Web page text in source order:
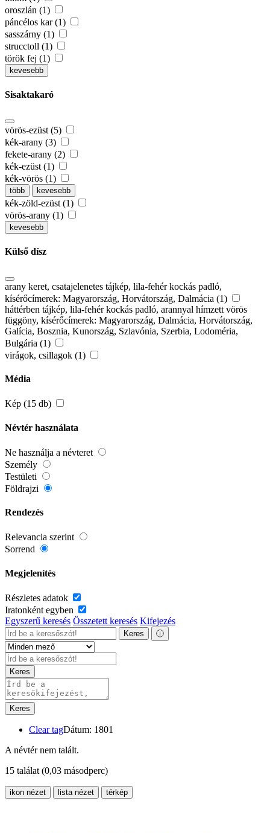
oroszlán (1)
páncélos kar (1)
sasszárny (1)
strucctoll (1)
török fej (1)
kevesebb
Sisaktakaró
vörös-ezüst (5)
kék-arany (3)
fekete-arany (2)
kék-ezüst (1)
kék-vörös (1)
több kevesebb
kék-zöld-ezüst (1)
vörös-arany (1)
kevesebb
Külső dísz
arany keret, csatajelenetes tájkép, lila-fehér kockás padló,
kísérőcímerek: Magyarország, Horvátország, Dalmácia (1)
háttérben tájkép, lila-fehér kockás padló, arannyal hímzett vörös
függöny, kísérőcímerek: Magyarország, Dalmácia, Horvátország,
Galícia, Bosznia, Kunország, Szlavónia, Szerbia, Lodoméria,
Bulgária (1)
virágok, csillagok (1)
Média
Kép (15 db)
Névtér használata
Ne használja a névteret
Személy
Testületi
Földrajzi
Rendezés
Relevancia szerint
Sorrend
Megjelenítés
Részletes adatok
Iratonként egyben
Egyszerű keresés Összetett keresés Kifejezés
Keres ⓘ
Keres
Keres
Clear tagDátum: 1801
A névtér nem talált.
15 találat (0,03 másodperc)
ikon nézet lista nézet térkép